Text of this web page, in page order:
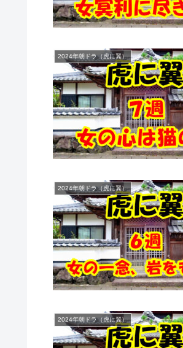
2024年朝ドラ（虎に翼）
2024年朝ドラ（虎に翼）
2024年朝ドラ（虎に翼）